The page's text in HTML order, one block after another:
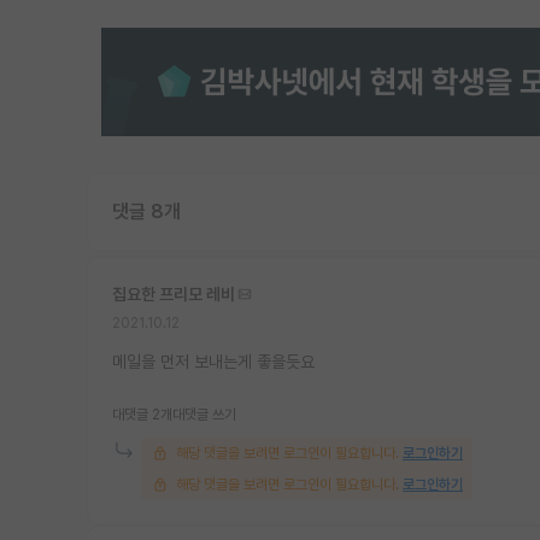
댓글 8개
집요한 프리모 레비
메일을 먼저 보내는게 좋을듯요
대댓글 2개 대댓글 쓰기
해당 댓글을 보려면 로그인이 필요합니다. 로그인하기
해당 댓글을 보려면 로그인이 필요합니다. 로그인하기